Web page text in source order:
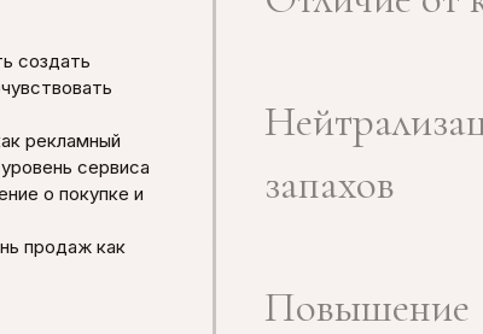
создать
рекламный
сервиса
о покупке и
продаж как
запахов
Повышение